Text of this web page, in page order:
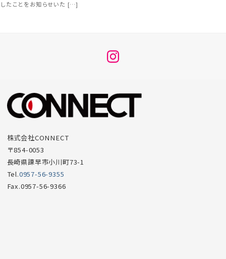
したことをお知らせいた […]
メ
ー
項
株式会社CONNECT
〒854-0053
長崎県諫早市小川町73-1
Tel.0957-56-9355
Fax.0957-56-9366